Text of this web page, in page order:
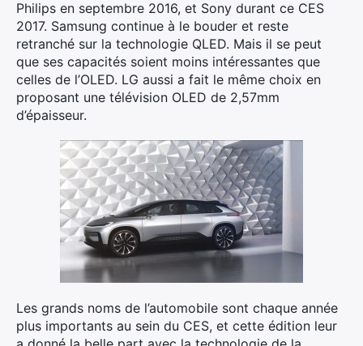
Philips en septembre 2016, et Sony durant ce CES
2017. Samsung continue à le bouder et reste
retranché sur la technologie QLED. Mais il se peut
que ses capacités soient moins intéressantes que
celles de l’OLED. LG aussi a fait le même choix en
proposant une télévision OLED de 2,57mm
d’épaisseur.
Les grands noms de l’automobile sont chaque année
plus importants au sein du CES, et cette édition leur
Rechercher